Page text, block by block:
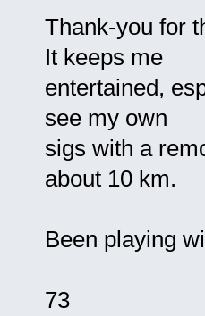
Thank-you for
It keeps me
entertained,
see my own
sigs with a
about 10 km.
Been playing
73